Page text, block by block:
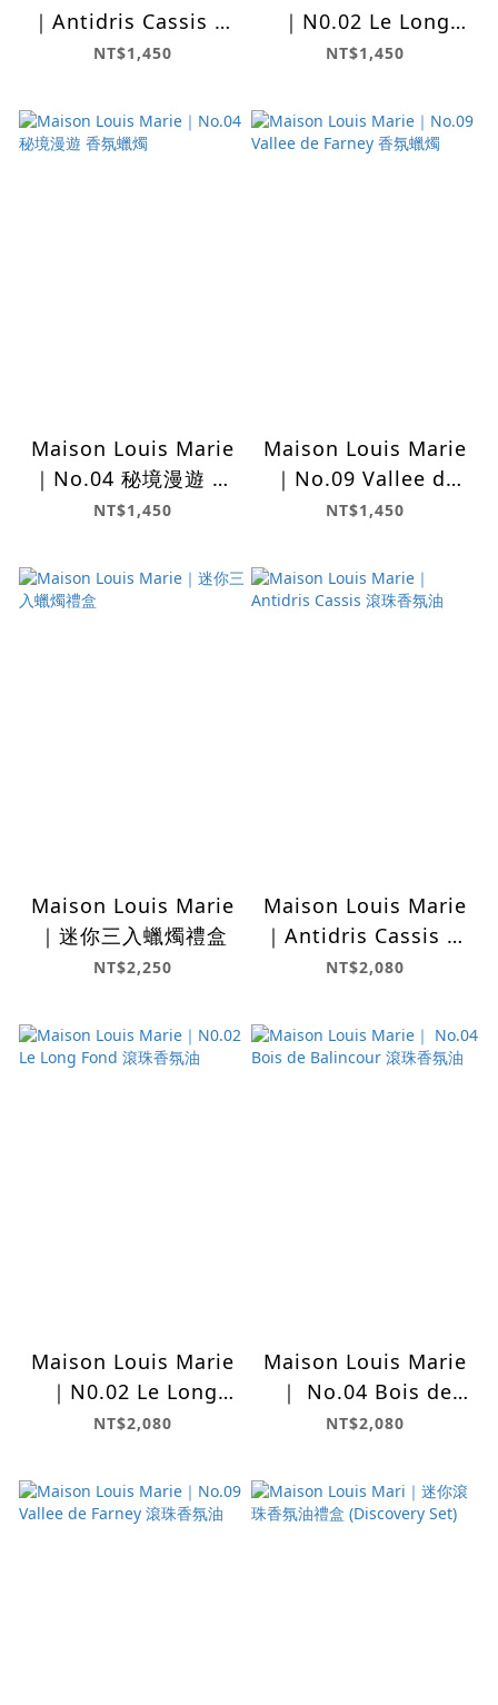
｜Antidris Cassis 香
氛蠟燭
NT$1,450
｜N0.02 Le Long
Fond 香氛蠟燭
NT$1,450
Maison Louis Marie
｜No.04 秘境漫遊 香
氛蠟燭
NT$1,450
Maison Louis Marie
｜No.09 Vallee de
Farney 香氛蠟燭
NT$1,450
Maison Louis Marie
｜迷你三入蠟燭禮盒
NT$2,250
Maison Louis Marie
｜Antidris Cassis 滾
珠香氛油
NT$2,080
Maison Louis Marie
｜N0.02 Le Long
Fond 滾珠香氛油
NT$2,080
Maison Louis Marie
｜ No.04 Bois de
Balincour 滾珠香氛
NT$2,080